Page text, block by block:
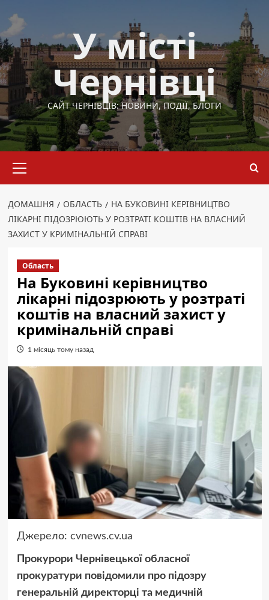
до
вмісту
У місті
Чернівці
САЙТ ЧЕРНІВЦІВ: НОВИНИ, ПОДІЇ, БЛОГИ
меню
ДОМАШНЯ ОБЛАСТЬ
НА БУКОВИНІ КЕРІВНИЦТВО
ЛІКАРНІ ПІДОЗРЮЮТЬ У РОЗТРАТІ КОШТІВ НА ВЛАСНИЙ
ЗАХИСТ У КРИМІНАЛЬНІЙ СПРАВІ
Область
На Буковині керівництво
лікарні підозрюють у розтраті
коштів на власний захист у
кримінальній справі
1 місяць тому назад
Джерело: cvnews.cv.ua
Прокурори Чернівецької обласної
прокуратури повідомили про підозру
генеральній директорці та медичній